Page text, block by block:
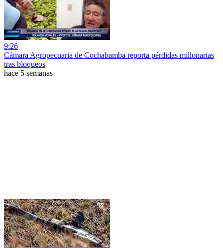
9:26
Cámara Agropecuaria de Cochabamba reporta pérdidas millonarias
tras bloqueos
hace 5 semanas